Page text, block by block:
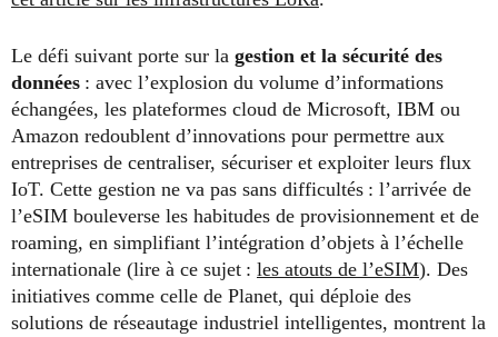
Le défi suivant porte sur la gestion et la sécurité des
données : avec l’explosion du volume d’informations
échangées, les plateformes cloud de Microsoft, IBM ou
Amazon redoublent d’innovations pour permettre aux
entreprises de centraliser, sécuriser et exploiter leurs flux
IoT. Cette gestion ne va pas sans difficultés : l’arrivée de
l’eSIM bouleverse les habitudes de provisionnement et de
roaming, en simplifiant l’intégration d’objets à l’échelle
internationale (lire à ce sujet : les atouts de l’eSIM). Des
initiatives comme celle de Planet, qui déploie des
solutions de réseautage industriel intelligentes, montrent la